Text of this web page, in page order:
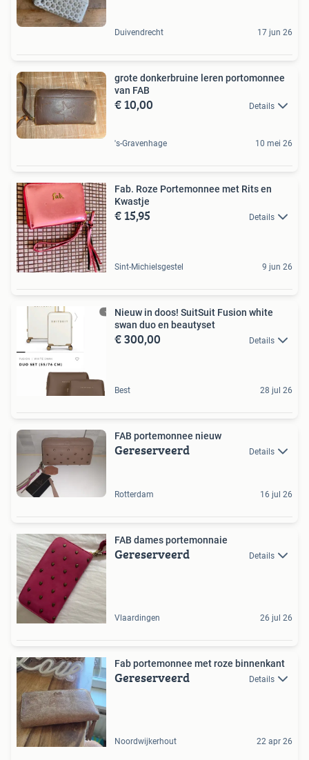
Duivendrecht 17 jun 26
grote donkerbruine leren portomonnee
van FAB
€ 10,00 Details
's-Gravenhage 10 mei 26
Fab. Roze Portemonnee met Rits en
Kwastje
€ 15,95 Details
Sint-Michielsgestel 9 jun 26
Nieuw in doos! SuitSuit Fusion white
swan duo en beautyset
€ 300,00 Details
Best 28 jul 26
FAB portemonnee nieuw
Gereserveerd Details
Rotterdam 16 jul 26
FAB dames portemonnaie
Gereserveerd Details
Vlaardingen 26 jul 26
Fab portemonnee met roze binnenkant
Gereserveerd Details
Noordwijkerhout 22 apr 26